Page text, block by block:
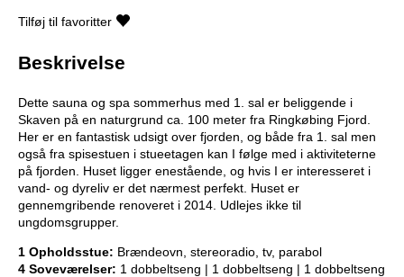
Tilføj til favoritter
Beskrivelse
Dette sauna og spa sommerhus med 1. sal er beliggende i
Skaven på en naturgrund ca. 100 meter fra Ringkøbing Fjord.
Her er en fantastisk udsigt over fjorden, og både fra 1. sal men
også fra spisestuen i stueetagen kan I følge med i aktiviteterne
på fjorden. Huset ligger enestående, og hvis I er interesseret i
vand- og dyreliv er det nærmest perfekt. Huset er
gennemgribende renoveret i 2014. Udlejes ikke til
ungdomsgrupper.
1 Opholdsstue: Brændeovn, stereoradio, tv, parabol
4 Soveværelser: 1 dobbeltseng | 1 dobbeltseng | 1 dobbeltseng